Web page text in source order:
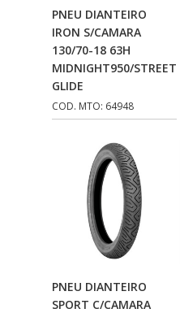
GEMOTO
GP TECH
GRENDENE
GT OIL
GULF OIL
GVS
HELIAR
HELLA
ILLION - EMBUS
Adicionar Ao
Carrinho
PNEU DIANTEIRO
IRON S/CAMARA
130/70-18 63H
MIDNIGHT950/STREET
GLIDE
COD. MTO: 64948
Adicionar Ao
Carrinho
PNEU DIANTEIRO
SPORT C/CAMARA